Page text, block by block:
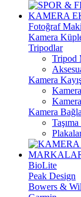
KAMERA
Fotoğraf
Kamera
Tripodlar
Tripod
Kamera
Kamera
BioLite
Peak Design
Bowers &